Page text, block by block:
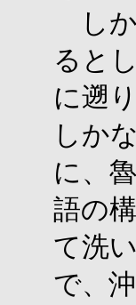
しか
ると
に遡
しか
に、
語の
て洗
で、